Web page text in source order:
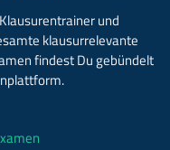
und
klausurrelevante
findest Du gebündelt